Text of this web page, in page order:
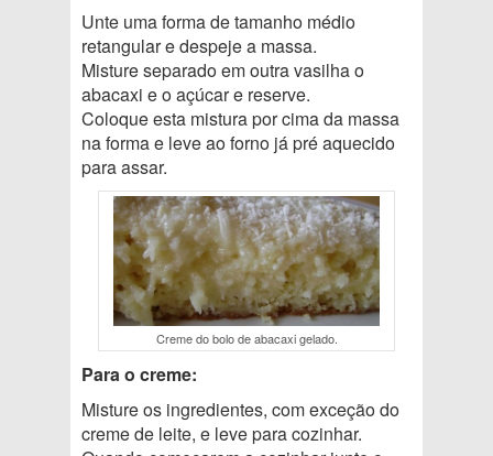
Unte uma forma de tamanho médio
retangular e despeje a massa.
Misture separado em outra vasilha o
abacaxi e o açúcar e reserve.
Coloque esta mistura por cima da massa
na forma e leve ao forno já pré aquecido
para assar.
Creme do bolo de abacaxi gelado.
Para o creme:
Misture os ingredientes, com exceção do
creme de leite, e leve para cozinhar.